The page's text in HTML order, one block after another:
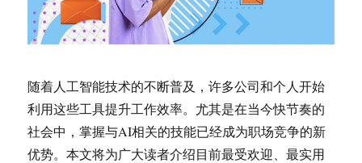
随着人工智能技术的不断普及，许多公司和个人开始
利用这些工具提升工作效率。尤其是在当今快节奏的
社会中，掌握与AI相关的技能已经成为职场竞争的新
优势。本文将为广大读者介绍目前最受欢迎、最实用